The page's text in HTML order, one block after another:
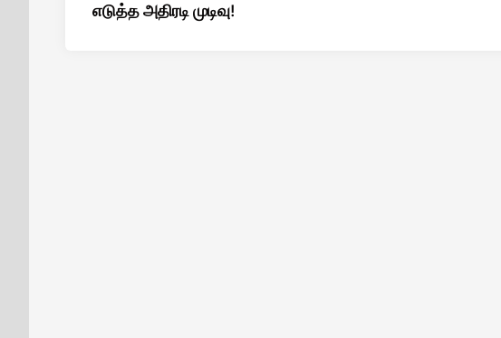
எடுத்த அதிரடி முடிவு!